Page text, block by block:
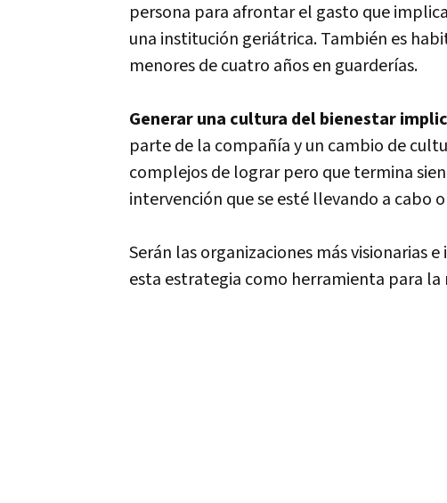
persona para afrontar el gasto que
una institución geriátrica. También es
menores de cuatro años en guarderías.
Generar una cultura del bienestar
parte de la compañía y un cambio de
complejos de lograr pero que termina
intervención que se esté llevando a cabo
Serán las organizaciones más visionarias
esta estrategia como herramienta para